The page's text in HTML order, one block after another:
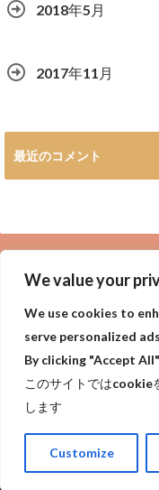
We value your
We use cookies to
serve personalized
By clicking "Accept
このサイトではcookie
します
Customize
2018年5月
2017年11月
最近のコメント
privacy policy
プライバシーポリシー
Copyright©今日は何の日?世